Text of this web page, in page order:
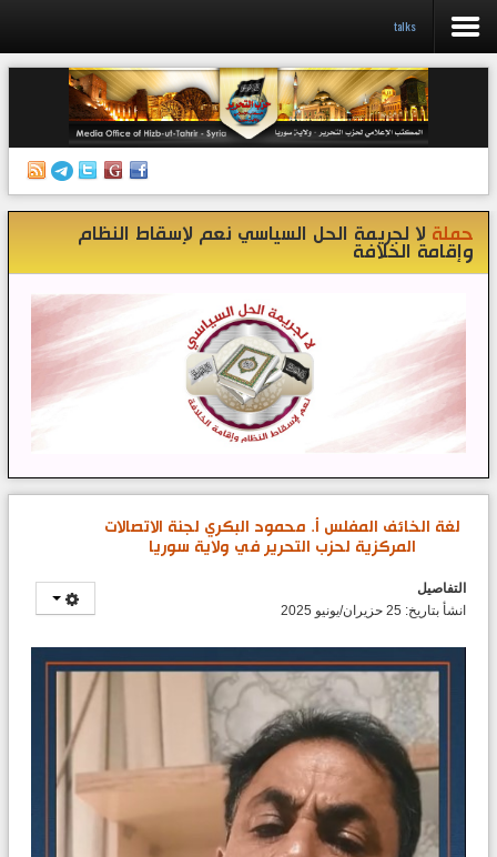
الرئيسية
إصدارات
أنشطة وفعاليات
منبر الصحافة
تواصل معنا
إذاعة المكتب/ سوريا
قناتنا على تيليغرام
talks
حملة لا لجريمة الحل السياسي نعم لإسقاط النظام
وإقامة الخلافة
لغة الخائف المفلس أ. محمود البكري لجنة الاتصالات
المركزية لحزب التحرير في ولاية سوريا
التفاصيل
انشأ بتاريخ: 25 حزيران/يونيو 2025